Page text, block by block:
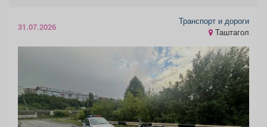
31.07.2026
Транспорт и дороги
Таштагол